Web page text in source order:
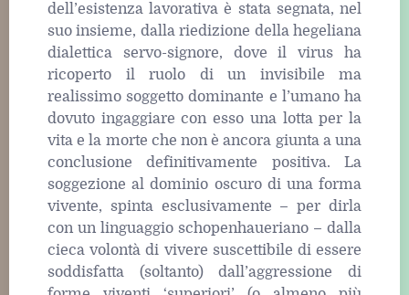
dell’esistenza lavorativa è stata segnata, nel
suo insieme, dalla riedizione della hegeliana
dialettica servo-signore, dove il virus ha
ricoperto il ruolo di un invisibile ma
realissimo soggetto dominante e l’umano ha
dovuto ingaggiare con esso una lotta per la
vita e la morte che non è ancora giunta a una
conclusione definitivamente positiva. La
soggezione al dominio oscuro di una forma
vivente, spinta esclusivamente – per dirla
con un linguaggio schopenhaueriano – dalla
cieca volontà di vivere suscettibile di essere
soddisfatta (soltanto) dall’aggressione di